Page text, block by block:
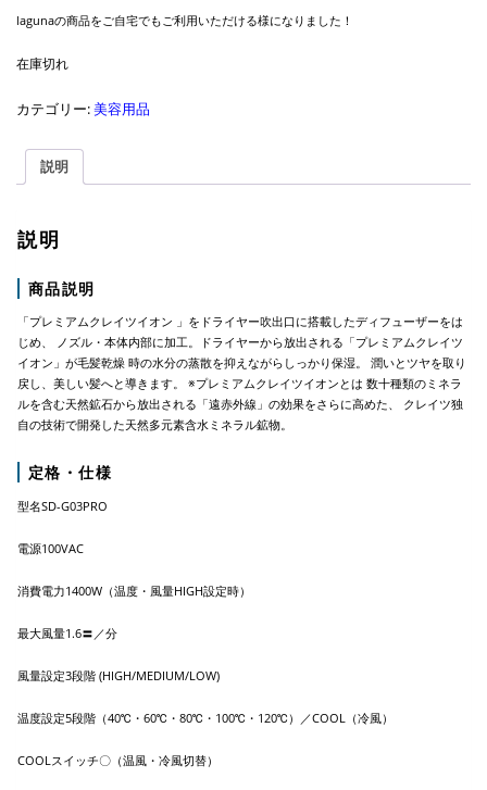
lagunaの商品をご自宅でもご利用いただける様になりました！
在庫切れ
カテゴリー:美容用品
説明
説明
商品説明
「プレミアムクレイツイオン 」をドライヤー吹出口に搭載したディフューザーをは
じめ、 ノズル・本体内部に加工。ドライヤーから放出される「プレミアムクレイツ
イオン」が毛髪乾燥 時の水分の蒸散を抑えながらしっかり保湿。 潤いとツヤを取り
戻し、美しい髪へと導きます。 ※プレミアムクレイツイオンとは 数十種類のミネラ
ルを含む天然鉱石から放出される「遠赤外線」の効果をさらに高めた、 クレイツ独
自の技術で開発した天然多元素含水ミネラル鉱物。
定格・仕様
型名SD-G03PRO
電源100VAC
消費電力1400W（温度・風量HIGH設定時）
最大風量1.6〓／分
風量設定3段階 (HIGH/MEDIUM/LOW)
温度設定5段階（40℃・60℃・80℃・100℃・120℃）／COOL（冷風）
COOLスイッチ〇（温風・冷風切替）